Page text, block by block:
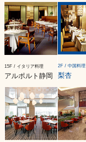
15F / イタリア料理
アルポルト静岡
2F / 中国料理
梨杏